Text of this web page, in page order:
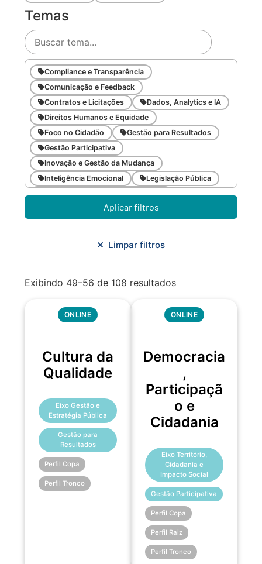
Temas
Compliance e Transparência
Comunicação e Feedback
Contratos e Licitações
Dados, Analytics e IA
Direitos Humanos e Equidade
Foco no Cidadão
Gestão para Resultados
Gestão Participativa
Inovação e Gestão da Mudança
Inteligência Emocional
Legislação Pública
Meio Ambiente e Sustentabilidade
Metodologias Ágeis
Orçamento e Finanças
Planejamento Urbano/Mobilidade
Aplicar filtros
Limpar filtros
Exibindo 49–56 de 108 resultados
ONLINE
Cultura da
Qualidade
Eixo Gestão e
Estratégia Pública
Gestão para
Resultados
Perfil Copa
Perfil Tronco
ONLINE
Democracia
,
Participaçã
o e
Cidadania
Eixo Território,
Cidadania e
Impacto Social
Gestão Participativa
Perfil Copa
Perfil Raiz
Perfil Tronco